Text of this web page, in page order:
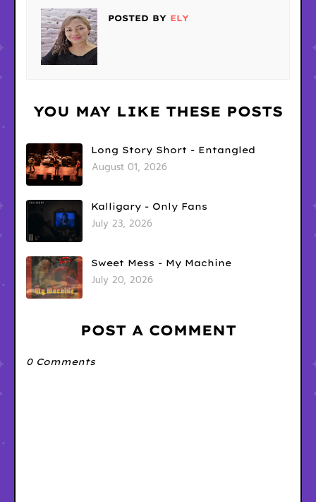
POSTED BY ELY
YOU MAY LIKE THESE POSTS
Long Story Short - Entangled
August 01, 2026
Kalligary - Only Fans
July 23, 2026
Sweet Mess - My Machine
July 20, 2026
POST A COMMENT
0 Comments